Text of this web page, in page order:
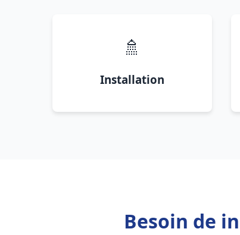
🚿
Installation
Besoin de